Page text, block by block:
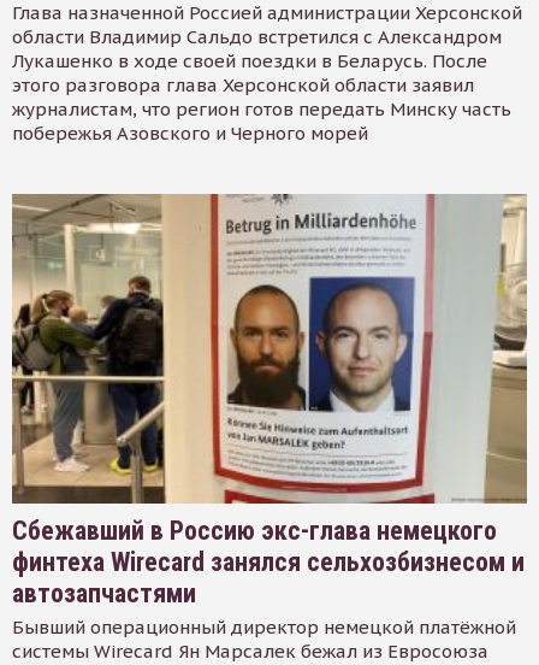
Глава назначенной Россией администрации Херсонской
области Владимир Сальдо встретился с Александром
Лукашенко в ходе своей поездки в Беларусь. После
этого разговора глава Херсонской области заявил
журналистам, что регион готов передать Минску часть
побережья Азовского и Черного морей
Сбежавший в Россию экс-глава немецкого
финтеха Wirecard занялся сельхозбизнесом и
автозапчастями
Бывший операционный директор немецкой платёжной
системы Wirecard Ян Марсалек бежал из Евросоюза